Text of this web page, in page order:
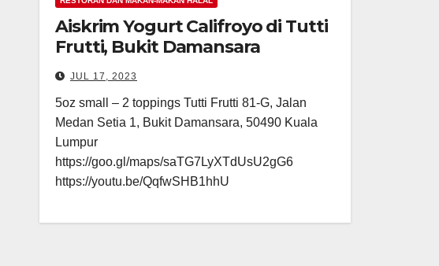
Aiskrim Yogurt Califroyo di Tutti
Frutti, Bukit Damansara
JUL 17, 2023
5oz small – 2 toppings Tutti Frutti 81-G, Jalan
Medan Setia 1, Bukit Damansara, 50490 Kuala
Lumpur
https://goo.gl/maps/saTG7LyXTdUsU2gG6
https://youtu.be/QqfwSHB1hhU